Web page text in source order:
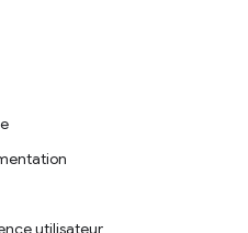
utilisateur